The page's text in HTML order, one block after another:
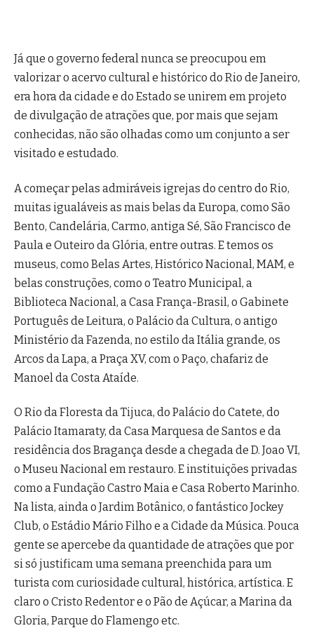
Já que o governo federal nunca se preocupou em
valorizar o acervo cultural e histórico do Rio de Janeiro,
era hora da cidade e do Estado se unirem em projeto
de divulgação de atrações que, por mais que sejam
conhecidas, não são olhadas como um conjunto a ser
visitado e estudado.
A começar pelas admiráveis igrejas do centro do Rio,
muitas igualáveis as mais belas da Europa, como São
Bento, Candelária, Carmo, antiga Sé, São Francisco de
Paula e Outeiro da Glória, entre outras. E temos os
museus, como Belas Artes, Histórico Nacional, MAM, e
belas construções, como o Teatro Municipal, a
Biblioteca Nacional, a Casa França-Brasil, o Gabinete
Português de Leitura, o Palácio da Cultura, o antigo
Ministério da Fazenda, no estilo da Itália grande, os
Arcos da Lapa, a Praça XV, com o Paço, chafariz de
Manoel da Costa Ataíde.
O Rio da Floresta da Tijuca, do Palácio do Catete, do
Palácio Itamaraty, da Casa Marquesa de Santos e da
residência dos Bragança desde a chegada de D. Joao VI,
o Museu Nacional em restauro. E instituições privadas
como a Fundação Castro Maia e Casa Roberto Marinho.
Na lista, ainda o Jardim Botânico, o fantástico Jockey
Club, o Estádio Mário Filho e a Cidade da Música. Pouca
gente se apercebe da quantidade de atrações que por
si só justificam uma semana preenchida para um
turista com curiosidade cultural, histórica, artística. E
claro o Cristo Redentor e o Pão de Açúcar, a Marina da
Gloria, Parque do Flamengo etc.